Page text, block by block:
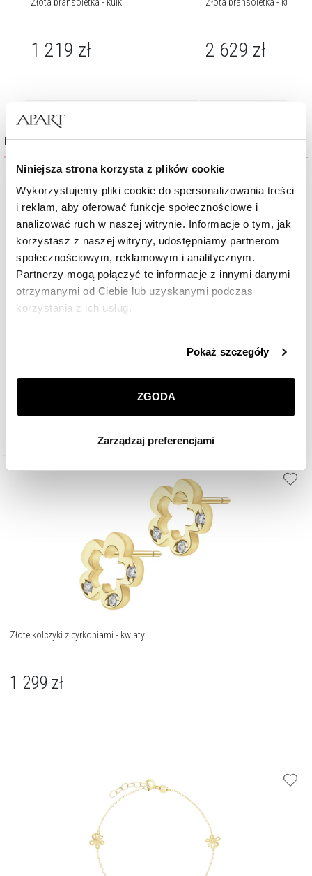
Niniejsza strona korzysta z plików cookie
Wykorzystujemy pliki cookie do spersonalizowania treści
i reklam, aby oferować funkcje społecznościowe i
analizować ruch w naszej witrynie. Informacje o tym, jak
korzystasz z naszej witryny, udostępniamy partnerom
społecznościowym, reklamowym i analitycznym.
Partnerzy mogą połączyć te informacje z innymi danymi
otrzymanymi od Ciebie lub uzyskanymi podczas
korzystania z ich usług.
przez nas plików cookie znajdziesz wPolityce
korzystamy. Możesz również wybrać jaki rodzaj plików
dokonać zmiany wybranych przez Ciebie plików cookie.
Pokaż szczegóły
ZGODA
Zarządzaj preferencjami
1 219 zł 2 629 zł
Kolekcja Secret Garden
859 zł
Złote kolczyki z cyrkoniami - kwiaty
1 299 zł